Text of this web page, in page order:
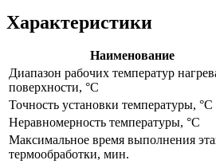
Характеристики
Наименование
Диапазон рабочих температур
поверхности, °С
Точность установки температуры, °С
Неравномерность температуры, °С
Максимальное время выполнения
термообработки, мин.